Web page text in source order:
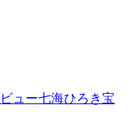
ュー七海ひろき宝